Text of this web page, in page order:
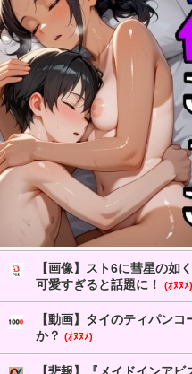
【画像】スト6に彗星の如
可愛すぎると話題に！
(ｵﾇﾇﾒ)
【動画】タイのティパン
か？ (ｵﾇﾇﾒ)
【悲報】『メイドインア